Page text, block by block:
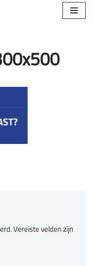
Vereiste velden zijn